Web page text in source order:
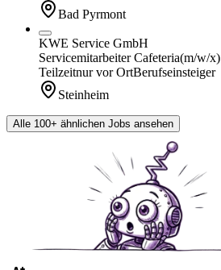
Bad Pyrmont
KWE Service GmbH
Servicemitarbeiter Cafeteria(m/w/x)
Teilzeitnur vor OrtBerufseinsteiger
Steinheim
Alle 100+ ähnlichen Jobs ansehen